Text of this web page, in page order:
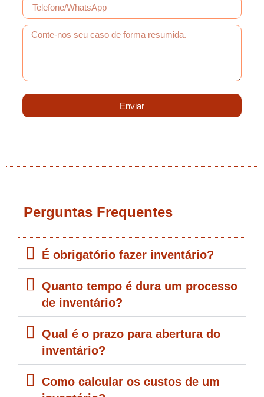
Enviar
Perguntas Frequentes
É obrigatório fazer inventário?
Quanto tempo é dura um processo
de inventário?
Qual é o prazo para abertura do
inventário?
Como calcular os custos de um